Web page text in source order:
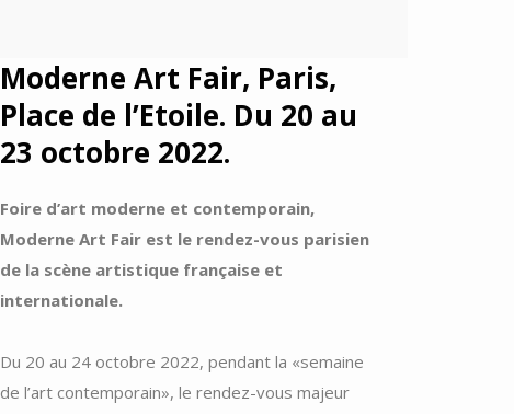
Moderne Art Fair, Paris,
Place de l’Etoile. Du 20 au
23 octobre 2022.
Foire d’art moderne et contemporain,
Moderne Art Fair est le rendez-vous parisien
de la scène artistique française et
internationale.
Du 20 au 24 octobre 2022, pendant la «semaine
de l’art contemporain», le rendez-vous majeur